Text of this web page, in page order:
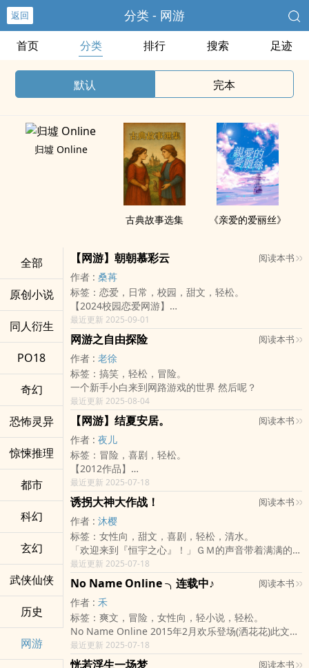
返回 分类 - 网游
首页 分类 排行 搜索 足迹
默认 完本
归墟 Online
古典故事选集 《亲爱的爱丽丝》
全部
原创小说
同人衍生
PO18
奇幻
恐怖灵异
惊悚推理
都市
科幻
玄幻
武侠仙侠
历史
网游
【网游】朝朝慕彩云 阅读本书
作者 : 桑苒
标签：恋爱，日常，校园，甜文，轻松。
【2024校园恋爱网游】
ﮩ٨ـﮩﮩ٨ـ♡ﮩ٨ـﮩﮩ٨ـﮩ٨ـﮩﮩ٨ـ♡ﮩ٨ـﮩﮩ٨ـᰔᩚ| ︶꒦꒷♡꒷
꒦︶ |ﮩ٨ـﮩﮩ٨ـ♡ﮩ٨ـﮩﮩ٨ـﮩ٨ـﮩﮩ٨ـ♡ﮩ٨ـﮩﮩ٨ـ
你是天边的一抹云彩，也是我眼中最绚烂的色彩。
资工系阴郁美男x 外文系搞笑甜妹
朝与暮X云 染
穆旭衍X云嫣然
因为一场意外，云嫣然失手错杀了游戏里排名第一的大
神—朝与暮。
刹那间，整个世界频道因她而炸开。
在《凛月》行走多年，身上挂满响叮当名号的她，瞬间
茫然。
她是杀怪不眨眼，但不是杀人不眨眼阿!
她想，莫非是游戏出现了bug，正准备一探究竟时，
便瞧见白衣法师缓缓朝她走来，毫不留情剖开她的胸
膛。
看着黑屏的萤幕，她发誓往后看到朝与暮绝对要绕着
走，
但事与愿违。
她不但和大神结成了伴侣，还在双人大赛上完美拿下胜
利。
而在现实生活里，她认识了那个每次都在同一时间，来
到同一个位置，点着同样餐点的人。
她不明白，不论是晴天还是雨天，他的脸上，总有着哀
伤，
云嫣然想尝试着靠近他，或许就能知道那股悲伤从何而
来。
最近更新 2025-09-01
网游之自由探险 阅读本书
作者 : 老徐
标签：搞笑，轻松，冒险。
一个新手小白来到网路游戏的世界 然后呢？
最近更新 2025-08-04
【网游】结夏安居。 阅读本书
作者 : 夜儿
标签：冒险，喜剧，轻松。
【2012作品】
「安小白！」
「夏婆婆你那么大声喊我干嘛？」
「……可以告诉我，为什么怪都往我这边跑了吗？」
「啊，我又忘记开招了！（傻笑）」
——节录自「对对对对对对对对对对对对对对对对对对
对对对不起公会」特派记者．默哀的工作日志。
＊ ＊ ＊ ＊
因故不得已开始同住一室的夏梓居和安絜于，在某次断
冲着他鄙视她智商的一口气，网游经验等于零的她一脚
踩入了WOW的世界，
然后你知道的，那些有的没的，就这样开始了……
原以为这只是个无聊玩意、只是个游戏，
走入之后才发现，游戏其实不单单只是游戏而已，
最近更新 2025-07-18
诱拐大神大作战！ 阅读本书
作者 : 沐樱
标签：女性向，甜文，喜剧，轻松，清水。
「欢迎来到『恒宇之心』！」ＧＭ的声音带着满满的活
力：「我是ＧＭ，小白！」
这里的ＧＭ男的帅女的美，会跟你打打闹闹的，最重要
的是！！
－－ＧＭ会毫不留情的坑你一把。
要怎么防范呢？
很简单！
那就是坑回去！
刚上手的幻雨才玩没几天就坑了自己的新手辅导员一
最近更新 2025-07-18
No Name Online ╮连载中♪ 阅读本书
作者 : 禾
标签：爽文，冒险，女性向，轻小说，轻松。
No Name Online 2015年2月欢乐登场(洒花花)此文保
证免费...
网罗大街小巷各种美男各种奇葩各种怪事...看过跟主神
最近更新 2025-07-18
恍若浮生一场梦 阅读本书